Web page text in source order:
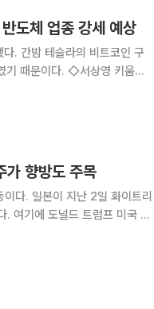
도체 업종 강세 예상
. 간밤 테슬라의 비트코인 구
◇서상영 키움증
향방도 주목
이트리
. 여기에 도널드 트럼프 미국 대